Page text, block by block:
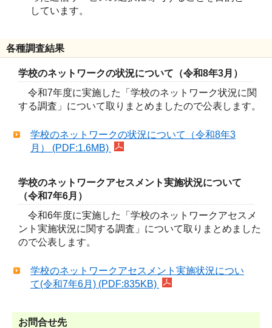
しています。
各種調査結果
学校のネットワークの状況について（令和8年3月）
令和7年度に実施した「学校のネットワーク状況に関
する調査」について取りまとめましたので公表します。
学校のネットワークの状況について（令和8年3
月） (PDF:1.6MB)
学校のネットワークアセスメント実施状況について
（令和7年6月）
令和6年度に実施した「学校のネットワークアセスメ
ント実施状況に関する調査」について取りまとめました
ので公表します。
学校のネットワークアセスメント実施状況につい
て(令和7年6月) (PDF:835KB)
お問合せ先